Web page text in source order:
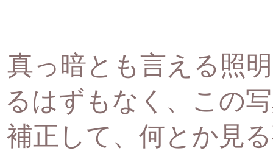
真っ暗とも言える照
るはずもなく、
この
補正して、何とか見